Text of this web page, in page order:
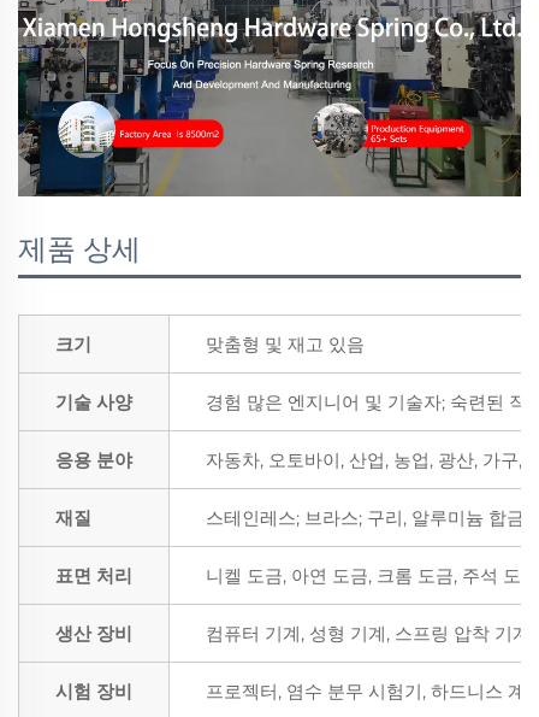
제품 상세
크기 맞춤형 및 재고 있음
기술 사양 경험 많은 엔지니어 및 기술자; 숙련된 작
응용 분야 자동차, 오토바이, 산업, 농업, 광산, 가구,
재질 스테인레스; 브라스; 구리, 알루미늄 합
표면 처리 니켈 도금, 아연 도금, 크롬 도금, 주석 도
생산 장비 컴퓨터 기계, 성형 기계, 스프링 압착 기
시험 장비 프로젝터, 염수 분무 시험기, 하드니스 계,